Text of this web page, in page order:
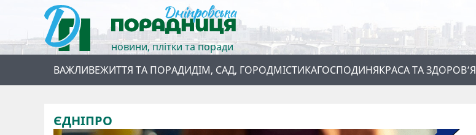
новини, плітки та поради
ВАЖЛИВЕЖИТТЯ ТА ПОРАДИДІМ, САД, ГОРОДМІСТИКАГОСПОДИНЯКРАСА ТА ЗДОРОВ’Я
ЄДНІПРО